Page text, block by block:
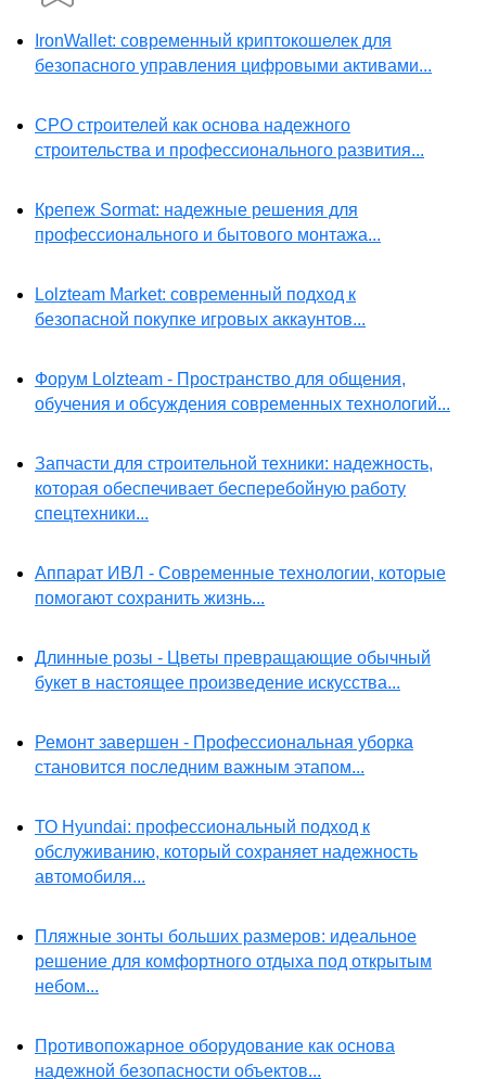
IronWallet: современный криптокошелек для
безопасного управления цифровыми активами...
СРО строителей как основа надежного
строительства и профессионального развития...
Крепеж Sormat: надежные решения для
профессионального и бытового монтажа...
Lolzteam Market: современный подход к
безопасной покупке игровых аккаунтов...
Форум Lolzteam - Пространство для общения,
обучения и обсуждения современных технологий...
Запчасти для строительной техники: надежность,
которая обеспечивает бесперебойную работу
спецтехники...
Аппарат ИВЛ - Современные технологии, которые
помогают сохранить жизнь...
Длинные розы - Цветы превращающие обычный
букет в настоящее произведение искусства...
Ремонт завершен - Профессиональная уборка
становится последним важным этапом...
ТО Hyundai: профессиональный подход к
обслуживанию, который сохраняет надежность
автомобиля...
Пляжные зонты больших размеров: идеальное
решение для комфортного отдыха под открытым
небом...
Противопожарное оборудование как основа
надежной безопасности объектов...